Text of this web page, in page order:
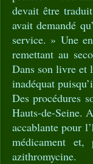
devait être
avait demandé
service. » Une
remettant au
Dans son livre et
inadéquat
Des procédures
Hauts-de-Seine.
accablante pour
médicament
azithromycine.